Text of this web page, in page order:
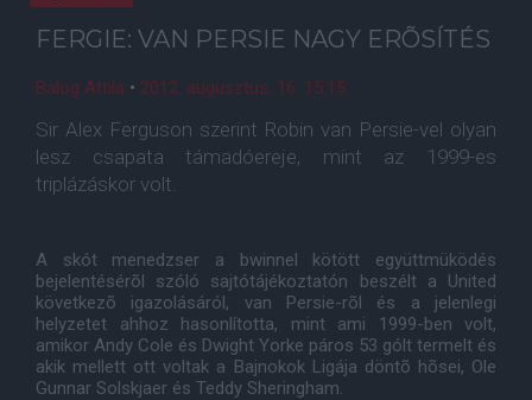
FERGIE: VAN PERSIE NAGY ERÕSÍTÉS
Balog Attila • 2012. augusztus. 16. 15:15
Sir Alex Ferguson szerint Robin van Persie-vel olyan
lesz csapata támadóereje, mint az 1999-es
triplázáskor volt.
A skót menedzser a bwinnel kötött együttmüködés
bejelentésérõl szóló sajtótájékoztatón beszélt a United
következõ igazolásáról, van Persie-rõl és a jelenlegi
helyzetet ahhoz hasonlította, mint ami 1999-ben volt,
amikor Andy Cole és Dwight Yorke páros 53 gólt termelt és
akik mellett ott voltak a Bajnokok Ligája döntõ hõsei, Ole
Gunnar Solskjaer és Teddy Sheringham.